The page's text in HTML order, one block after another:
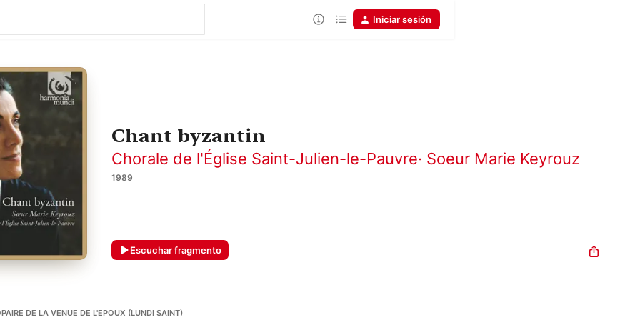
Iniciar sesión
Chant byzantin
Chorale de l'Église Saint-Julien-le-Pauvre· Soeur Marie Keyrouz
1989
Escuchar fragmento
DE LA VENUE DE L'EPOUX (LUNDI SAINT)